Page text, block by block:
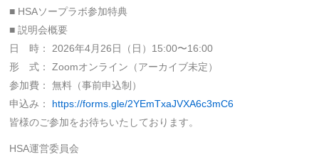
■ HSAソープラボ参加特典
■ 説明会概要
日 時： 2026年4月26日（日）15:00〜16:00
形 式： Zoomオンライン（アーカイブ未定）
参加費： 無料（事前申込制）
申込み： https://forms.gle/2YEmTxaJVXA6c3mC6
皆様のご参加をお待ちいたしております。
HSA運営委員会